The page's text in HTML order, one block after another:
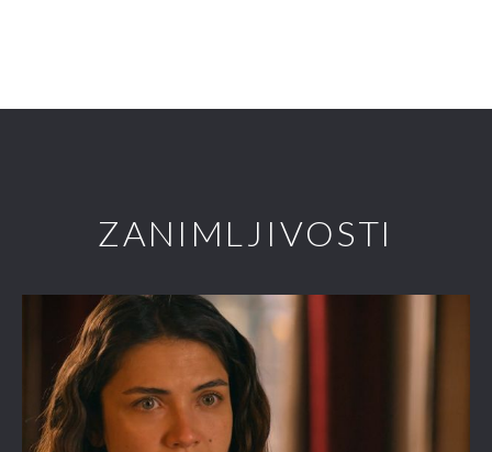
ZANIMLJIVOSTI